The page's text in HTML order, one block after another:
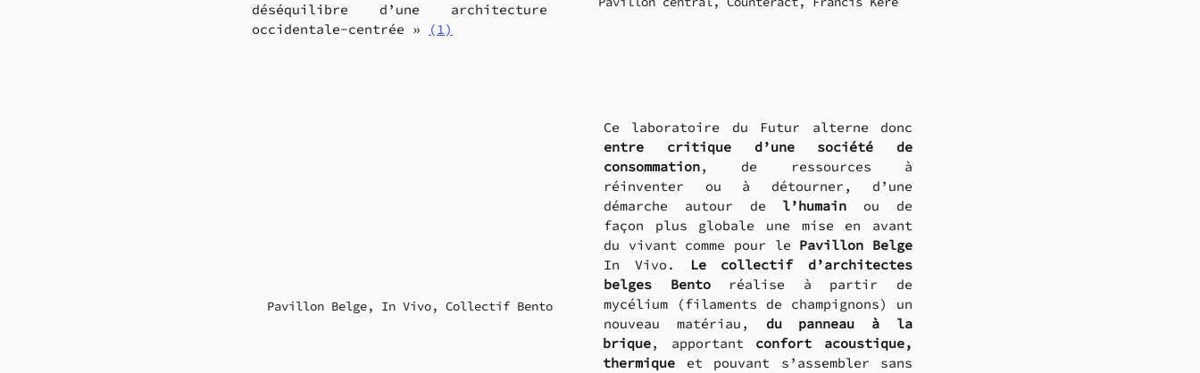
déséquilibre d’une architecture
occidentale-centrée »
(1)
Pavillon Belge, In Vivo, Collectif Bento
entre critique d’une société de
consommation, de ressources à
réinventer ou à détourner, d’une
démarche autour de l’humain ou de
façon plus globale une mise en avant
du vivant comme pour le Pavillon Belge
In Vivo.
Le collectif d’architectes
belges Bento réalise à partir de
mycélium (filaments de champignons) un
nouveau matériau, du panneau à la
brique, apportant confort acoustique,
thermique et pouvant s’assembler sans